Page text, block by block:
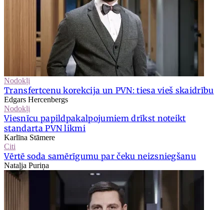
Nodokļi
Transfertcenu korekcija un PVN: tiesa vieš skaidrību
Edgars Hercenbergs
Nodokļi
Viesnīcu papildpakalpojumiem drīkst noteikt
standarta PVN likmi
Karlīna Stāmere
Citi
Vērtē soda samērīgumu par čeku neizsniegšanu
Nataļja Puriņa